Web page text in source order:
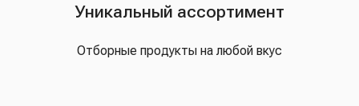
Уникальный ассортимент
Отборные продукты на любой вкус